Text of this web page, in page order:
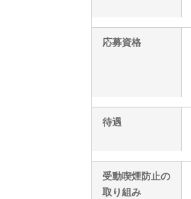
応募資格
待遇
受動喫煙防止の
取り組み